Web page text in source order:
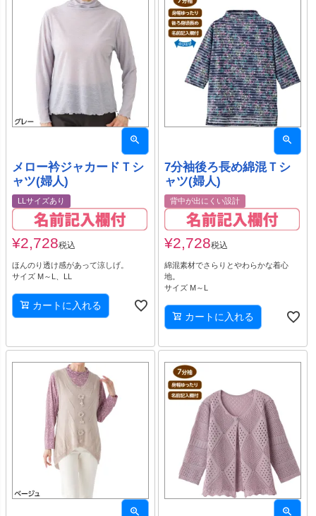
メロー衿ジャカードＴシ
ャツ(婦人)
LLサイズあり
¥2,728税込
ほんのり透け感があって涼しげ。
サイズ M～L、LL
カートに入れる
7分袖後ろ長め綿混Ｔシ
ャツ(婦人)
背中が出にくい設計
¥2,728税込
綿混素材でさらりとやわらかな着心
地。
サイズ M～L
カートに入れる